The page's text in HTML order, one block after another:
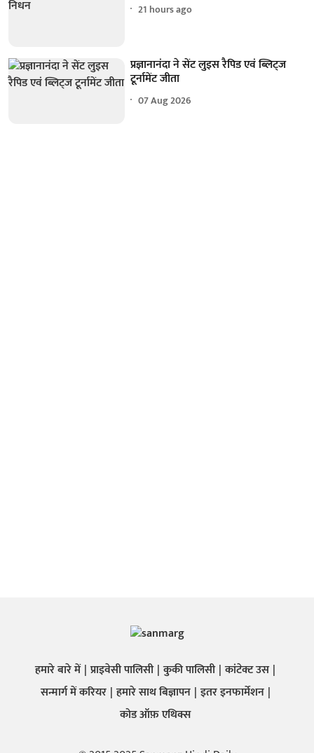
21 hours ago
प्रज्ञानानंदा ने सेंट लुइस रैपिड एवं ब्लिट्ज
टूर्नामेंट जीता
07 Aug 2026
हमारे बारे में प्राइवेसी पालिसी कुकी पालिसी कांटेक्ट उस
सन्मार्ग में करियर हमारे साथ बिज्ञापन इतर इनफार्मेशन
कोड ऑफ़ एथिक्स